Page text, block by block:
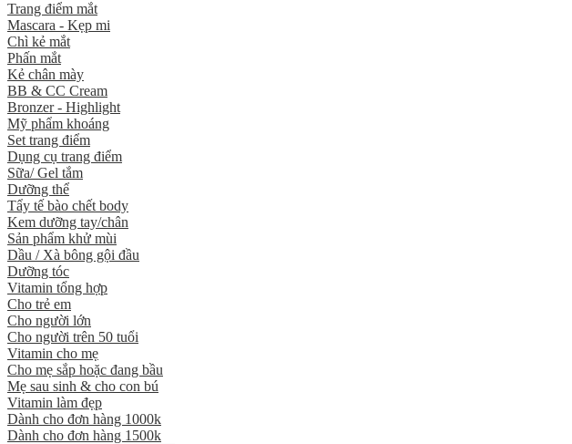
Trang điểm mắt
Mascara - Kẹp mi
Chì kẻ mắt
Phấn mắt
Kẻ chân mày
BB & CC Cream
Bronzer - Highlight
Mỹ phẩm khoáng
Set trang điểm
Dụng cụ trang điểm
Sữa/ Gel tắm
Dưỡng thể
Tẩy tế bào chết body
Kem dưỡng tay/chân
Sản phẩm khử mùi
Dầu / Xà bông gội đầu
Dưỡng tóc
Vitamin tổng hợp
Cho trẻ em
Cho người lớn
Cho người trên 50 tuổi
Vitamin cho mẹ
Cho mẹ sắp hoặc đang bầu
Mẹ sau sinh & cho con bú
Vitamin làm đẹp
Dành cho đơn hàng 1000k
Dành cho đơn hàng 1500k